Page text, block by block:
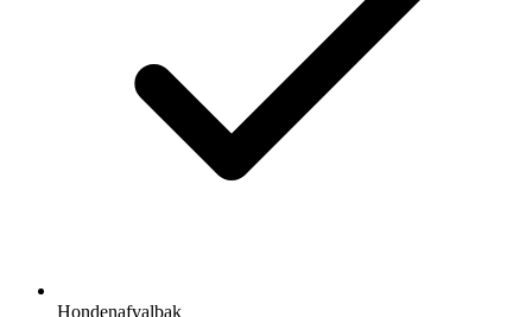
Hondenafvalbak